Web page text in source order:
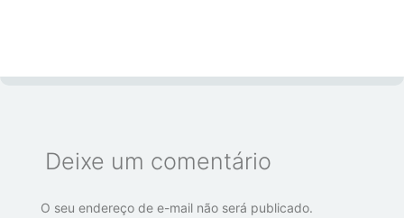
Deixe um comentário
O seu endereço de e-mail não será publicado.